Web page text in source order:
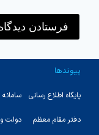
پیوندها
پایگاه اطلاع رسانی
دفتر مقام معظم
سامانه
دولت